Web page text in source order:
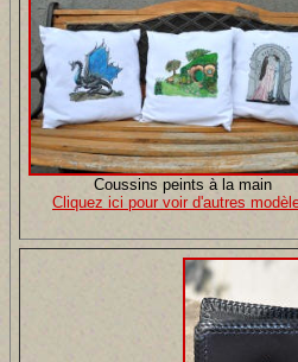
Coussins peints à la main
Cliquez ici pour voir d'autres